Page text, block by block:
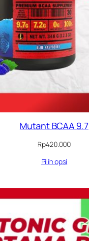
Mutant BCAA 9.7
Rp420.000
Pilih opsi